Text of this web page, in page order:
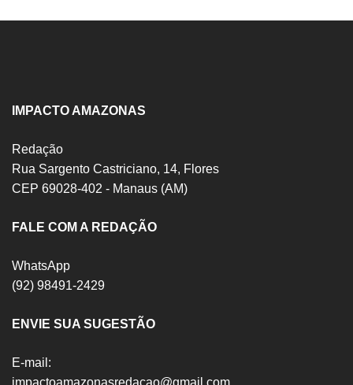
IMPACTO AMAZONAS
Redação
Rua Sargento Castriciano, 14, Flores
CEP 69028-402 - Manaus (AM)
FALE COM A REDAÇÃO
WhatsApp
(92) 98491-2429
ENVIE SUA SUGESTÃO
E-mail: